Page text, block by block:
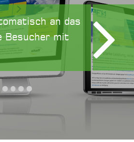
an das
Besucher mit